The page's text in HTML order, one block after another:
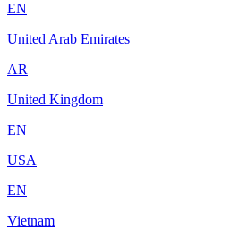
EN
United Arab Emirates
AR
United Kingdom
EN
USA
EN
Vietnam